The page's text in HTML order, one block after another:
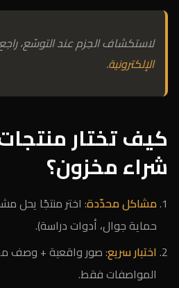
لاستكشاف الحِزم عند التوسّع،
الإلكترونية.
كيف تختار
شراء مخزون؟
مشاكل محدّدة: اختر منتجًا يحل
حماية جوال، أدوات دراسة).
اختبار سريع: صور واقعية + وصف
المواصفات فقط.